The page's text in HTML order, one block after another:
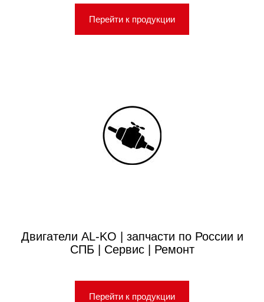
Перейти к продукции
Двигатели AL-KO | запчасти по России и
СПБ | Сервис | Ремонт
Перейти к продукции